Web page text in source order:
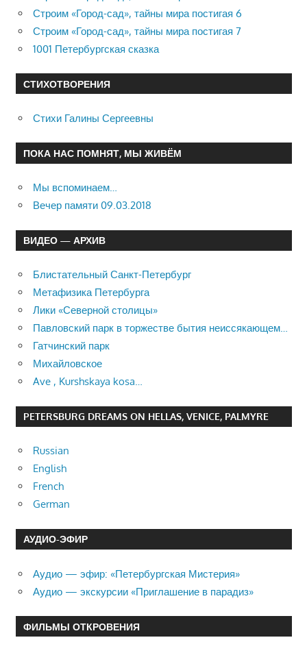
Строим «Город-сад», тайны мира постигая 6
Строим «Город-сад», тайны мира постигая 7
1001 Петербургская сказка
СТИХОТВОРЕНИЯ
Стихи Галины Сергеевны
ПОКА НАС ПОМНЯТ, МЫ ЖИВЁМ
Мы вспоминаем…
Вечер памяти 09.03.2018
ВИДЕО — АРХИВ
Блистательный Санкт-Петербург
Метафизика Петербурга
Лики «Северной столицы»
Павловский парк в торжестве бытия неиссякающем…
Гатчинский парк
Михайловское
Ave , Kurshskaya kosa…
PETERSBURG DREAMS ON HELLAS, VENICE, PALMYRE
Russian
English
French
German
АУДИО-ЭФИР
Аудио — эфир: «Петербургская Мистерия»
Аудио — экскурсии «Приглашение в парадиз»
ФИЛЬМЫ ОТКРОВЕНИЯ